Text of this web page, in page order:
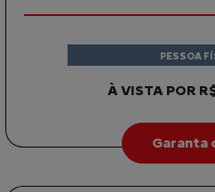
À VISTA POR
PESSOA
Garanta